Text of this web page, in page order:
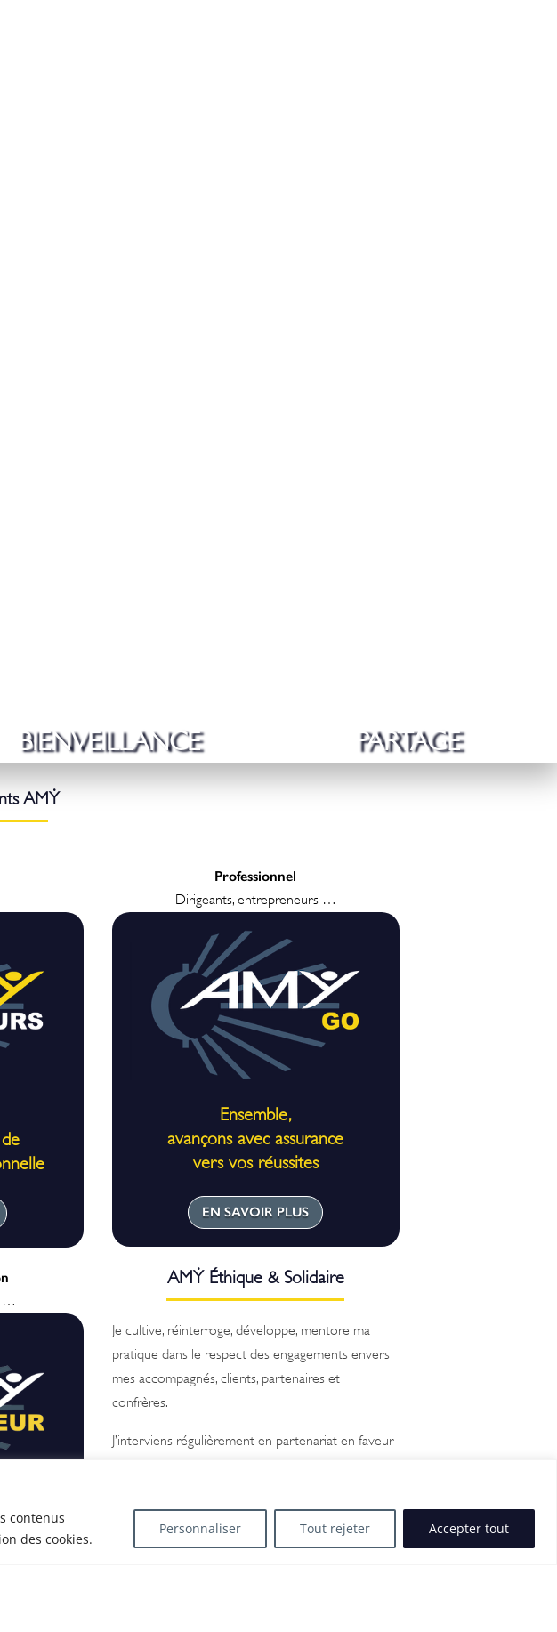
contenus
des cookies.
Personnaliser Tout rejeter Accepter tout
BIENVEILLANCE PARTAGE
AMẎ
Professionnel
Dirigeants, entrepreneurs …
Ensemble,
avançons avec assurance
vers vos réussites
EN SAVOIR PLUS
…
AMẎÉthique & Solidaire
Je cultive, réinterroge, développe, mentore ma
pratique dans le respect des engagements envers
mes accompagnés, clients, partenaires et
confrères.
J’interviens régulièrement en partenariat en faveur
vulnérabilité.
Je rends accessible à tous mon offre